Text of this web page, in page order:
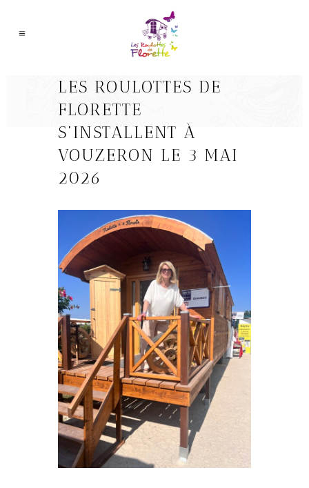
LES ROULOTTES DE
FLORETTE
S’INSTALLENT À
VOUZERON LE 3 MAI
2026